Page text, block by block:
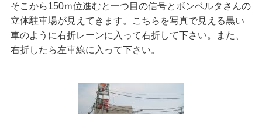
そこから150ｍ位進むと一つ目の信号とボンベルタさんの
立体駐車場が見えてきます。こちらを写真で見える黒い
車のように右折レーンに入って右折して下さい。また、
右折したら左車線に入って下さい。